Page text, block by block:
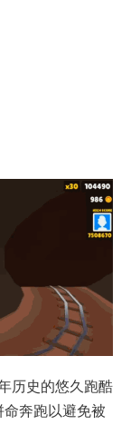
历史的悠久跑酷
奔跑以避免被